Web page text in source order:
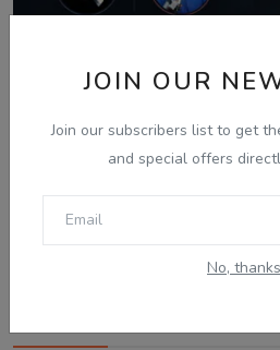
JOIN OUR
Join our subscribers list to get
and special offers
No, thanks
What Is Domestic
the Warning...